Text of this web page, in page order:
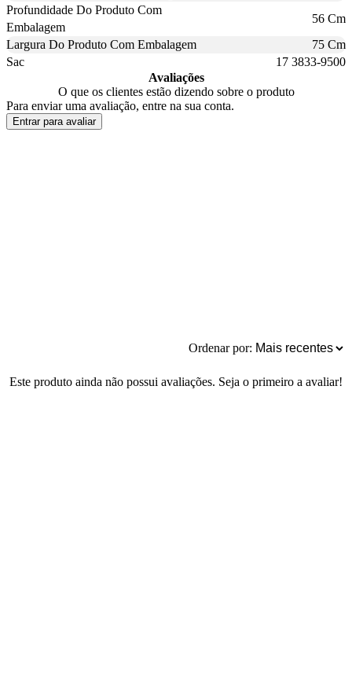
Profundidade Do Produto Com
Embalagem
56 Cm
Largura Do Produto Com Embalagem
75 Cm
Sac
17 3833-9500
Avaliações
O que os clientes estão dizendo sobre o produto
Para enviar uma avaliação, entre na sua conta.
Entrar para avaliar
Ordenar por:
Este produto ainda não possui avaliações. Seja o primeiro a avaliar!